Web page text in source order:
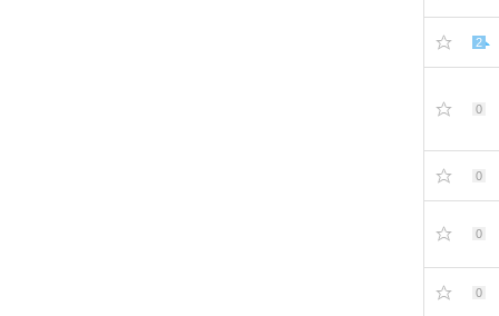
2
0
0
0
0